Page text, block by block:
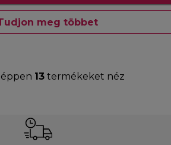
meg többet
13termékeket néz